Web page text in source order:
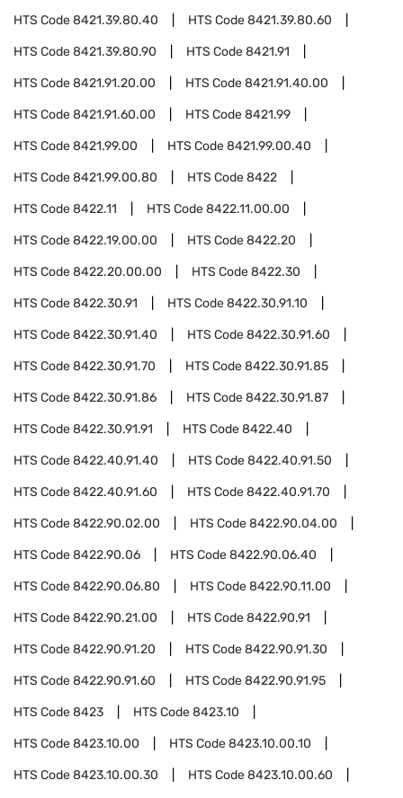
HTS Code8421.39.80.40 HTS Code8421.39.80.60
HTS Code8421.39.80.90 HTS Code8421.91
HTS Code8421.91.20.00 HTS Code8421.91.40.00
HTS Code8421.91.60.00 HTS Code8421.99
HTS Code8421.99.00 HTS Code8421.99.00.40
HTS Code8421.99.00.80 HTS Code8422
HTS Code8422.11 HTS Code8422.11.00.00
HTS Code8422.19.00.00 HTS Code8422.20
HTS Code8422.20.00.00 HTS Code8422.30
HTS Code8422.30.91 HTS Code8422.30.91.10
HTS Code8422.30.91.40 HTS Code8422.30.91.60
HTS Code8422.30.91.70 HTS Code8422.30.91.85
HTS Code8422.30.91.86 HTS Code8422.30.91.87
HTS Code8422.30.91.91 HTS Code8422.40
HTS Code8422.40.91.40 HTS Code8422.40.91.50
HTS Code8422.40.91.60 HTS Code8422.40.91.70
HTS Code8422.90.02.00 HTS Code8422.90.04.00
HTS Code8422.90.06 HTS Code8422.90.06.40
HTS Code8422.90.06.80 HTS Code8422.90.11.00
HTS Code8422.90.21.00 HTS Code8422.90.91
HTS Code8422.90.91.20 HTS Code8422.90.91.30
HTS Code8422.90.91.60 HTS Code8422.90.91.95
HTS Code8423 HTS Code8423.10
HTS Code8423.10.00 HTS Code8423.10.00.10
HTS Code8423.10.00.30 HTS Code8423.10.00.60